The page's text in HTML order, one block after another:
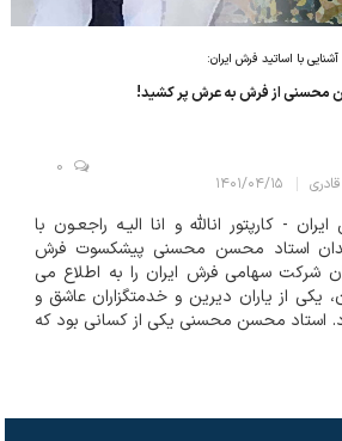
آشنایی با اساتید فرش ایران:
محسنی از فرش به عرش پر کشید!
۱۴۰۱/۰۴/۱۵
0
- کارپتور انالله و انا الیـه راجعـون با
استاد محسن محسنی پیشکسوت فرش
شرکت سهامی فرش ایران را به اطلاع می
یکی از یاران دیرین و خدمتگزاران عاشق و
استاد محسن محسنی یکی از کسانی بود که